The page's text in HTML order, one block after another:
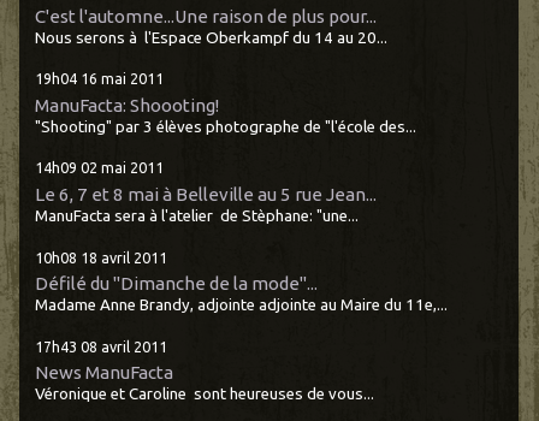
C'est l'automne...Une raison de plus pour...
Nous serons à l'Espace Oberkampf du 14 au 20...
19h04 16 mai 2011
ManuFacta: Shoooting!
"Shooting" par 3 élèves photographe de "l'école des...
14h09 02 mai 2011
Le 6, 7 et 8 mai à Belleville au 5 rue Jean...
ManuFacta sera à l'atelier de Stèphane: "une...
10h08 18 avril 2011
Défilé du "Dimanche de la mode"...
Madame Anne Brandy, adjointe adjointe au Maire du 11e,...
17h43 08 avril 2011
News ManuFacta
Véronique et Caroline sont heureuses de vous...